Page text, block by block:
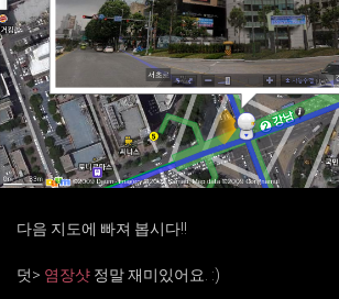
다음 지도에 빠져 봅시다!!
덧> 염장샷 정말 재미있어요. :)